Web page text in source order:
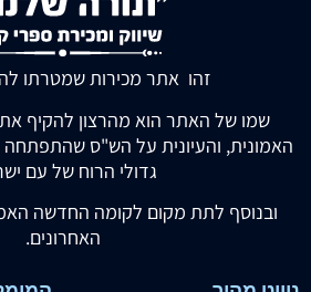
זהו אתר מכירות שמטרתו
שמו של האתר הוא מהרצון להקיף
האמונית, והעיונית על הש"ס שהתפתחה
גדולי הרוח של עם
ובנוסף לתת מקום לקומה החדשה
האחרונים.